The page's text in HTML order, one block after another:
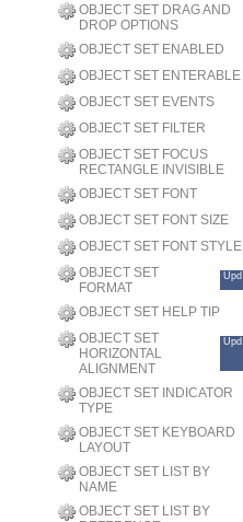
OBJECT SET DRAG AND
DROP OPTIONS
OBJECT SET ENABLED
OBJECT SET ENTERABLE
OBJECT SET EVENTS
OBJECT SET FILTER
OBJECT SET FOCUS
RECTANGLE INVISIBLE
OBJECT SET FONT
OBJECT SET FONT SIZE
OBJECT SET FONT STYLE
OBJECT SET
FORMAT
Upd
OBJECT SET HELP TIP
OBJECT SET
HORIZONTAL
ALIGNMENT
Upd
OBJECT SET INDICATOR
TYPE
OBJECT SET KEYBOARD
LAYOUT
OBJECT SET LIST BY
NAME
OBJECT SET LIST BY